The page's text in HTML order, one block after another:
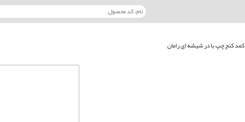
کمد کنج چپ با در شیشه ای رامان